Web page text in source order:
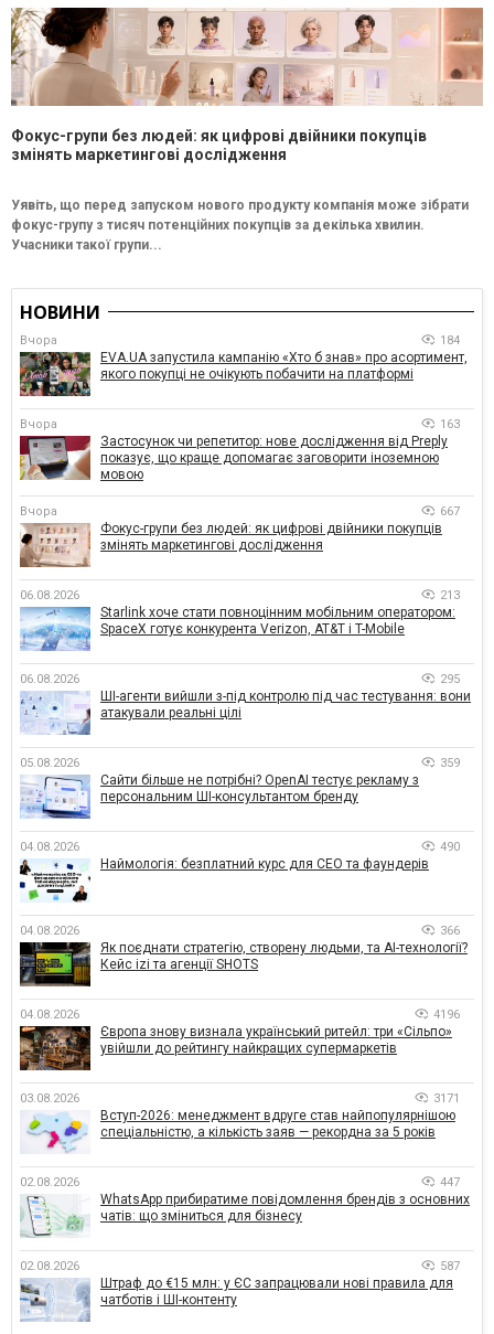
Фокус-групи без людей: як цифрові двійники покупців
змінять маркетингові дослідження
Уявіть, що перед запуском нового продукту компанія може зібрати
фокус-групу з тисяч потенційних покупців за декілька хвилин.
Учасники такої групи...
НОВИНИ
Вчора 184
EVA.UA запустила кампанію «Хто б знав» про асортимент,
якого покупці не очікують побачити на платформі
Вчора 163
Застосунок чи репетитор: нове дослідження від Preply
показує, що краще допомагає заговорити іноземною
мовою
Вчора 667
Фокус-групи без людей: як цифрові двійники покупців
змінять маркетингові дослідження
06.08.2026 213
Starlink хоче стати повноцінним мобільним оператором:
SpaceX готує конкурента Verizon, AT&T і T-Mobile
06.08.2026 295
ШІ-агенти вийшли з-під контролю під час тестування: вони
атакували реальні цілі
05.08.2026 359
Сайти більше не потрібні? OpenAI тестує рекламу з
персональним ШІ-консультантом бренду
04.08.2026 490
Наймологія: безплатний курс для CEO та фаундерів
04.08.2026 366
Як поєднати стратегію, створену людьми, та AI-технології?
Кейс izi та агенції SHOTS
04.08.2026 4196
Європа знову визнала український ритейл: три «Сільпо»
увійшли до рейтингу найкращих супермаркетів
03.08.2026 3171
Вступ-2026: менеджмент вдруге став найпопулярнішою
спеціальністю, а кількість заяв — рекордна за 5 років
02.08.2026 447
WhatsApp прибиратиме повідомлення брендів з основних
чатів: що зміниться для бізнесу
02.08.2026 587
Штраф до €15 млн: у ЄС запрацювали нові правила для
чатботів і ШІ-контенту